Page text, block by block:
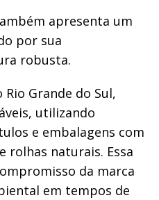
apresenta um
por sua
robusta.
Grande do Sul,
utilizando
e embalagens com
rolhas naturais. Essa
da marca
em tempos de